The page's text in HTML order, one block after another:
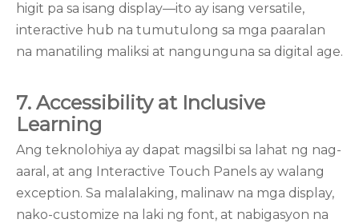
higit pa sa isang display—ito ay isang versatile,
interactive hub na tumutulong sa mga paaralan
na manatiling maliksi at nangunguna sa digital age.
7. Accessibility at Inclusive
Learning
Ang teknolohiya ay dapat magsilbi sa lahat ng nag-
aaral, at ang Interactive Touch Panels ay walang
exception. Sa malalaking, malinaw na mga display,
nako-customize na laki ng font, at nabigasyon na